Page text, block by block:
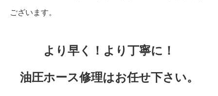
ございます。
より早く！より丁寧に！
油圧ホース修理はお任せ下さい。